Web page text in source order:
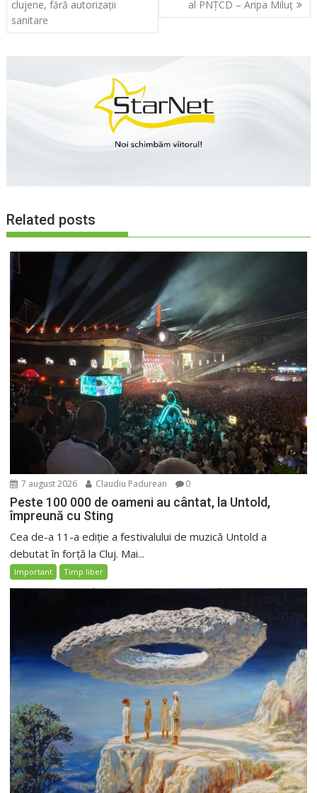
articole
clujene, fără autorizaţii
sanitare
al PNŢCD – Aripa Miluţ
Related posts
7 august 2026 Claudiu Padurean 0
Peste 100 000 de oameni au cântat, la Untold,
împreună cu Sting
Cea de-a 11-a ediție a festivalului de muzică Untold a
debutat în forță la Cluj. Mai...
Important Timp liber